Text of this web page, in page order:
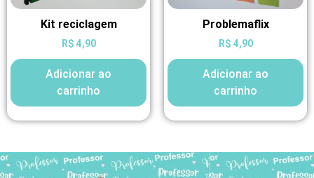
Kit reciclagem
R$ 4,90
Adicionar ao
carrinho
Problemaflix
R$ 4,90
Adicionar ao
carrinho